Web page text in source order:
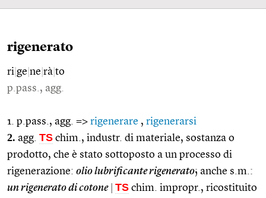
rigenerato
ri ge ne rà to
p.pass., agg.
1. p.pass., agg. => rigenerare , rigenerarsi
2. agg. TS chim., industr. di materiale, sostanza o
prodotto, che è stato sottoposto a un processo di
rigenerazione: olio lubrificante rigenerato; anche s.m.:
un rigenerato di cotone
TS chim. impropr., ricostituito